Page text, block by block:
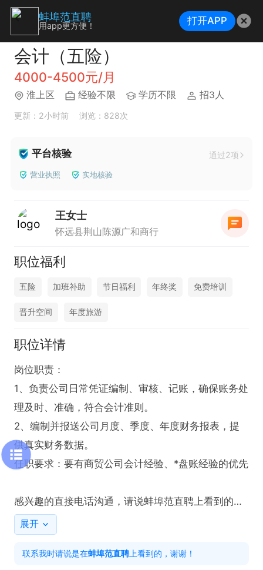
会计（五险）
4000-4500元/月
淮上区 经验不限 学历不限 招3人
更新：2小时前 浏览：828次
平台核验 通过2项
营业执照 实地核验
王女士
怀远县荆山陈源广和商行
职位福利
五险 加班补助 节日福利 年终奖 免费培训
晋升空间 年度旅游
职位详情
岗位职责：
1、负责公司日常凭证编制、审核、记账，确保账务处
理及时、准确，符合会计准则。
2、编制并报送公司月度、季度、年度财务报表，提
供真实财务数据。
任职要求：要有商贸公司会计经验、*盘账经验的优先
感兴趣的直接电话沟通，请说蚌埠范直聘上看到的，
谢谢
展开
联系我时请说是在蚌埠范直聘 上看到的，谢谢！
蚌埠范直聘
用app更方便！ 打开APP